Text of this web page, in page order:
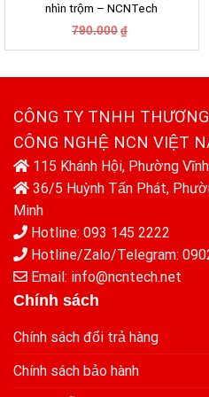
nhìn trộm – NCNTech
790.000 ₫
CÔNG TY TNHH
CÔNG NGHỆ NCN VIỆT
115 Khánh Hội, Phường
36/5 Huỳnh Tấn Phát,
Minh
Hotline: 093 145 2222
Hotline/Zalo/Telegram:
Email: info@ncntech.net
Chính sách
Chính sách đổi trả hàng
Chính sách bảo hành